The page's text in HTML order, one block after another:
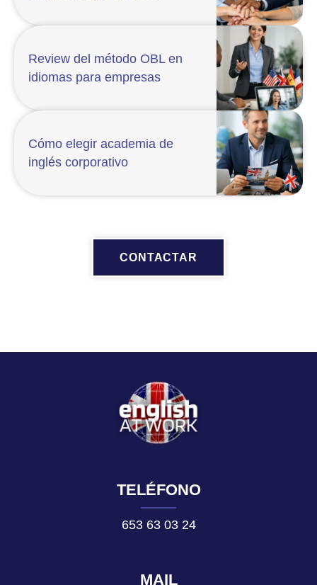
Review del método OBL en
idiomas para empresas
Cómo elegir academia de
inglés corporativo
CONTACTAR
TELÉFONO
653 63 03 24
MAIL